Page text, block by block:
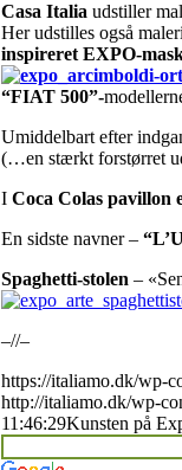
Casa Italia udstiller
Her udstilles også
inspireret EXPO-
“FIAT 500”-
Umiddelbart efter
(…en stærkt forstørret
I Coca Colas
En sidste navner –
Spaghetti-stolen –
–//–
https://italiamo.dk/wp-
http://italiamo.dk/wp-
11:46:29Kunsten på